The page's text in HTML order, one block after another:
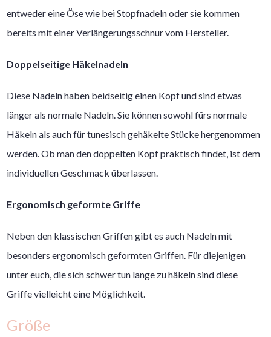
entweder eine Öse wie bei Stopfnadeln oder sie kommen
bereits mit einer Verlängerungsschnur vom Hersteller.
Doppelseitige Häkelnadeln
Diese Nadeln haben beidseitig einen Kopf und sind etwas
länger als normale Nadeln. Sie können sowohl fürs normale
Häkeln als auch für tunesisch gehäkelte Stücke hergenommen
werden. Ob man den doppelten Kopf praktisch findet, ist dem
individuellen Geschmack überlassen.
Ergonomisch geformte Griffe
Neben den klassischen Griffen gibt es auch Nadeln mit
besonders ergonomisch geformten Griffen. Für diejenigen
unter euch, die sich schwer tun lange zu häkeln sind diese
Griffe vielleicht eine Möglichkeit.
Größe